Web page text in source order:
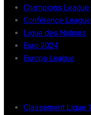
Champions League
Conférence League
Ligue des Nations
Euro 2024
Europa League
Classement Ligue 1